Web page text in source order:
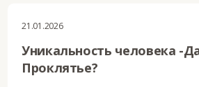
21.01.2026
Уникальность человека -
Проклятье?